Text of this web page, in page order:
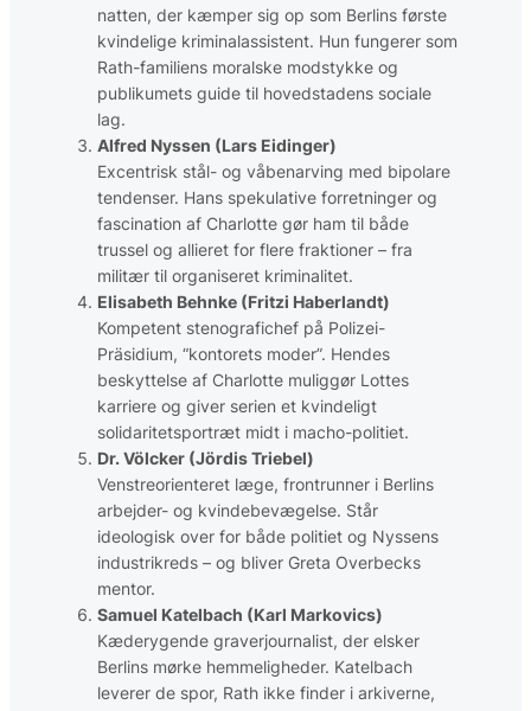
natten, der kæmper sig op som Berlins første
kvindelige kriminalassistent. Hun fungerer som
Rath-familiens moralske modstykke og
publikumets guide til hovedstadens sociale
lag.
Alfred Nyssen (Lars Eidinger)
Excentrisk stål- og våbenarving med bipolare
tendenser. Hans spekulative forretninger og
fascination af Charlotte gør ham til både
trussel og allieret for flere fraktioner – fra
militær til organiseret kriminalitet.
Elisabeth Behnke (Fritzi Haberlandt)
Kompetent stenografichef på Polizei-
Präsidium, “kontorets moder”. Hendes
beskyttelse af Charlotte muliggør Lottes
karriere og giver serien et kvindeligt
solidaritetsportræt midt i macho-politiet.
Dr. Völcker (Jördis Triebel)
Venstreorienteret læge, frontrunner i Berlins
arbejder- og kvindebevægelse. Står
ideologisk over for både politiet og Nyssens
industrikreds – og bliver Greta Overbecks
mentor.
Samuel Katelbach (Karl Markovics)
Kæderygende graverjournalist, der elsker
Berlins mørke hemmeligheder. Katelbach
leverer de spor, Rath ikke finder i arkiverne,